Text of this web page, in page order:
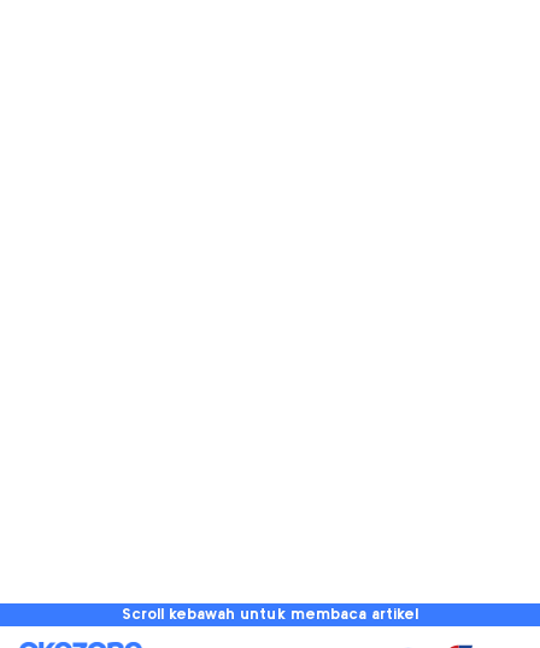
Scroll kebawah untuk membaca artikel